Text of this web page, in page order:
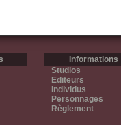
Informations
Studios
Editeurs
Individus
Personnages
Règlement